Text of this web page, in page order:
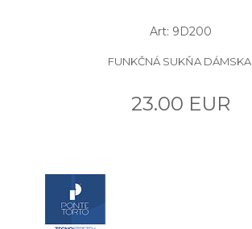
Art: 9D200
FUNKČNÁ SUKŇA DÁMSKA.
23.00 EUR